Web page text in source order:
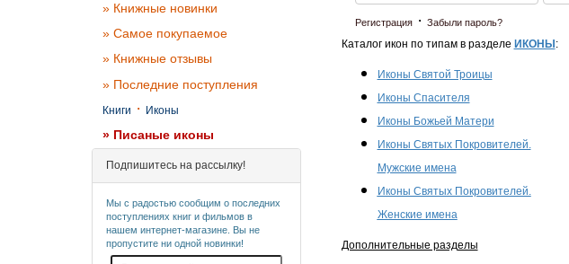
» Книжные новинки
» Самое покупаемое
» Книжные отзывы
» Последние поступления
Книги · Иконы
» Писаные иконы
Подпишитесь на рассылку!
Мы с радостью сообщим о последних
поступлениях книг и фильмов в
нашем интернет-магазине. Вы не
пропустите ни одной новинки!
Регистрация· Забыли пароль?
Каталог икон по типам в разделе ИКОНЫ :
Иконы Святой Троицы
Иконы Спасителя
Иконы Божьей Матери
Иконы Святых Покровителей.
Мужские имена
Иконы Святых Покровителей.
Женские имена
Дополнительные разделы